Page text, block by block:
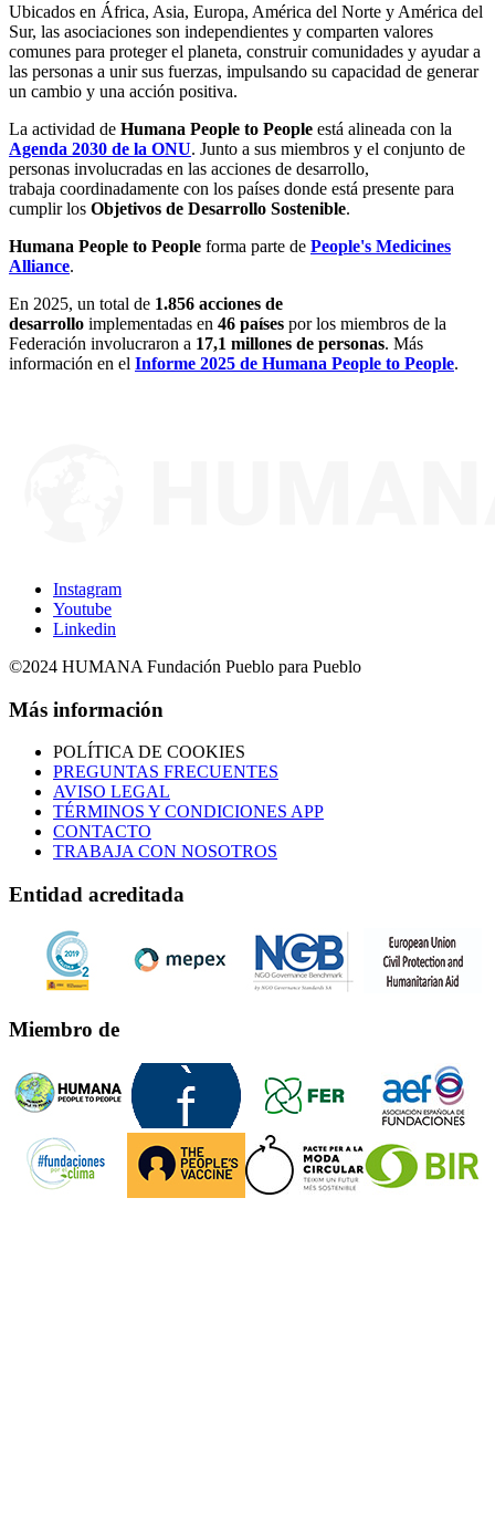
Ubicados en África, Asia, Europa, América del Norte y América del
Sur, las asociaciones son independientes y comparten valores
comunes para proteger el planeta, construir comunidades y ayudar a
las personas a unir sus fuerzas, impulsando su capacidad de generar
un cambio y una acción positiva.
La actividad de Humana People to People está alineada con la
Agenda 2030 de la ONU. Junto a sus miembros y el conjunto de
personas involucradas en las acciones de desarrollo,
trabaja coordinadamente con los países donde está presente para
cumplir los Objetivos de Desarrollo Sostenible.
Humana People to People forma parte de People's Medicines
Alliance.
En 2025, un total de 1.856 acciones de
desarrollo implementadas en 46 países por los miembros de la
Federación involucraron a 17,1 millones de personas. Más
información en el Informe 2025 de Humana People to People.
Instagram
Youtube
Linkedin
©2024 HUMANA Fundación Pueblo para Pueblo
Más información
POLÍTICA DE COOKIES
PREGUNTAS FRECUENTES
AVISO LEGAL
TÉRMINOS Y CONDICIONES APP
CONTACTO
TRABAJA CON NOSOTROS
Entidad acreditada
Miembro de